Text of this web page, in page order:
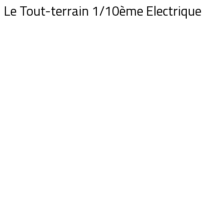
Le Tout-terrain 1/10ème Electrique